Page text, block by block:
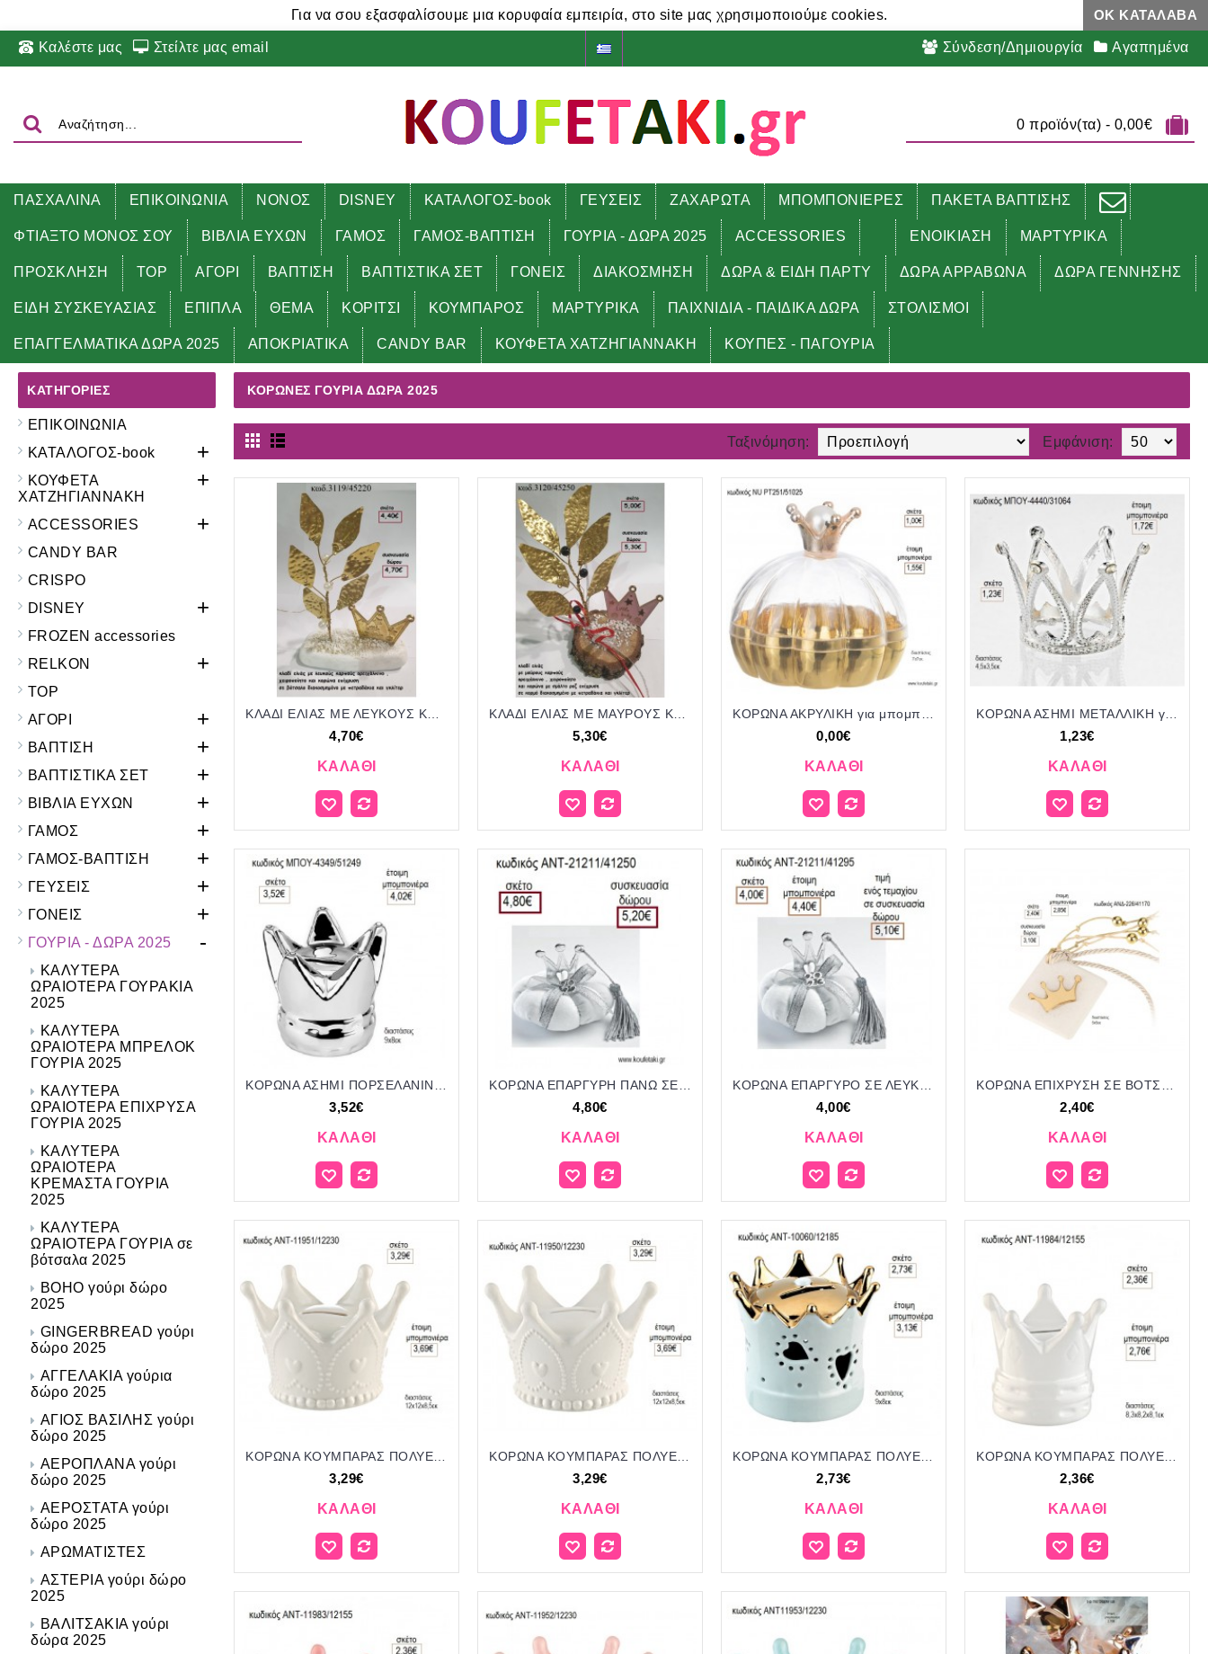
Για να σου εξασφαλίσουμε μια κορυφαία εμπειρία, στο site μας χρησιμοποιούμε cookies. ΟΚ ΚΑΤΆΛΑΒΑ
Καλέστε μας Στείλτε μας email Σύνδεση/Δημιουργία Αγαπημένα
0 προϊόν(τα) - 0,00€
ΠΑΣΧΑΛΙΝΑ ΕΠΙΚΟΙΝΩΝΙΑ ΝΟΝΟΣ DISNEY ΚΑΤΑΛΟΓΟΣ-book ΓΕΥΣΕΙΣ ΖΑΧΑΡΩΤΑ ΜΠΟΜΠΟΝΙΕΡΕΣ ΠΑΚΕΤΑ ΒΑΠΤΙΣΗΣ
ΦΤΙΑΞΤΟ ΜΟΝΟΣ ΣΟΥ ΒΙΒΛΙΑ ΕΥΧΩΝ ΓΑΜΟΣ ΓΑΜΟΣ-ΒΑΠΤΙΣΗ ΓΟΥΡΙΑ - ΔΩΡΑ 2025 ACCESSORIES ΕΝΟΙΚΙΑΣΗ ΜΑΡΤΥΡΙΚΑ
ΠΡΟΣΚΛΗΣΗ TOP ΑΓΟΡΙ ΒΑΠΤΙΣΗ ΒΑΠΤΙΣΤΙΚΑ ΣΕΤ ΓΟΝΕΙΣ ΔΙΑΚΟΣΜΗΣΗ ΔΩΡΑ & ΕΙΔΗ ΠΑΡΤΥ ΔΩΡΑ ΑΡΡΑΒΩΝΑ ΔΩΡΑ ΓΕΝΝΗΣΗΣ
ΕΙΔΗ ΣΥΣΚΕΥΑΣΙΑΣ ΕΠΙΠΛΑ ΘΕΜΑ ΚΟΡΙΤΣΙ ΚΟΥΜΠΑΡΟΣ ΜΑΡΤΥΡΙΚΑ ΠΑΙΧΝΙΔΙΑ - ΠΑΙΔΙΚΑ ΔΩΡΑ ΣΤΟΛΙΣΜΟΙ
ΕΠΑΓΓΕΛΜΑΤΙΚΑ ΔΩΡΑ 2025 ΑΠΟΚΡΙΑΤΙΚΑ CANDY BAR ΚΟΥΦΕΤΑ ΧΑΤΖΗΓΙΑΝΝΑΚΗ ΚΟΥΠΕΣ - ΠΑΓΟΥΡΙΑ
Αρχική ΓΟΥΡΙΑ - ΔΩΡΑ 2025 ΚΟΡΩΝΕΣ γούρια δώρα 2025
ΚΑΤΗΓΟΡΊΕΣ
ΕΠΙΚΟΙΝΩΝΙΑ
ΚΑΤΑΛΟΓΟΣ-book
+
ΚΟΥΦΕΤΑ
ΧΑΤΖΗΓΙΑΝΝΑΚΗ
+
ACCESSORIES +
CANDY BAR
CRISPO
DISNEY
+
FROZEN accessories
RELKON
+
TOP
ΑΓΟΡΙ
+
ΒΑΠΤΙΣΗ +
ΒΑΠΤΙΣΤΙΚΑ ΣΕΤ +
ΒΙΒΛΙΑ ΕΥΧΩΝ +
ΓΑΜΟΣ +
ΓΑΜΟΣ-ΒΑΠΤΙΣΗ +
ΓΕΥΣΕΙΣ +
ΓΟΝΕΙΣ +
ΓΟΥΡΙΑ - ΔΩΡΑ 2025 -
ΚΑΛΥΤΕΡΑ
ΩΡΑΙΟΤΕΡΑ ΓΟΥΡΑΚΙΑ
2025
ΚΑΛΥΤΕΡΑ
ΩΡΑΙΟΤΕΡΑ ΜΠΡΕΛΟΚ
ΓΟΥΡΙΑ 2025
ΚΑΛΥΤΕΡΑ
ΩΡΑΙΟΤΕΡΑ ΕΠΙΧΡΥΣΑ
ΓΟΥΡΙΑ 2025
ΚΑΛΥΤΕΡΑ
ΩΡΑΙΟΤΕΡΑ
ΚΡΕΜΑΣΤΑ ΓΟΥΡΙΑ
2025
ΚΑΛΥΤΕΡΑ
ΩΡΑΙΟΤΕΡΑ ΓΟΥΡΙΑ σε
βότσαλα 2025
BOHO γούρι δώρο
2025
GINGERBREAD γούρι
δώρο 2025
ΑΓΓΕΛΑΚΙΑ γούρια
δώρο 2025
ΑΓΙΟΣ ΒΑΣΙΛΗΣ γούρι
δώρο 2025
ΑΕΡΟΠΛΑΝΑ γούρι
δώρο 2025
ΑΕΡΟΣΤΑΤΑ γούρι
δώρο 2025
ΑΡΩΜΑΤΙΣΤΕΣ
ΑΣΤΕΡΙΑ γούρι δώρο
2025
ΒΑΛΙΤΣΑΚΙΑ γούρι
δώρα 2025
ΚΟΡΩΝΕΣ ΓΟΎΡΙΑ ΔΏΡΑ 2025
Εμφάνιση:
Ταξινόμηση:
4,70€
ΚΑΛΆΘΙ
5,30€
ΚΑΛΆΘΙ
0,00€
ΚΑΛΆΘΙ
1,23€
ΚΑΛΆΘΙ
3,52€
ΚΑΛΆΘΙ
4,80€
ΚΑΛΆΘΙ
4,00€
ΚΑΛΆΘΙ
2,40€
ΚΑΛΆΘΙ
3,29€
ΚΑΛΆΘΙ
3,29€
ΚΑΛΆΘΙ
2,73€
ΚΑΛΆΘΙ
2,36€
ΚΑΛΆΘΙ